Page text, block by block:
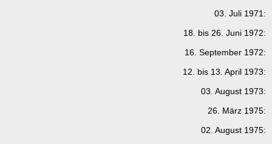
03. Juli 1971:
18. bis 26. Juni 1972:
16. September 1972:
12. bis 13. April 1973:
03. August 1973:
26. März 1975:
02. August 1975: